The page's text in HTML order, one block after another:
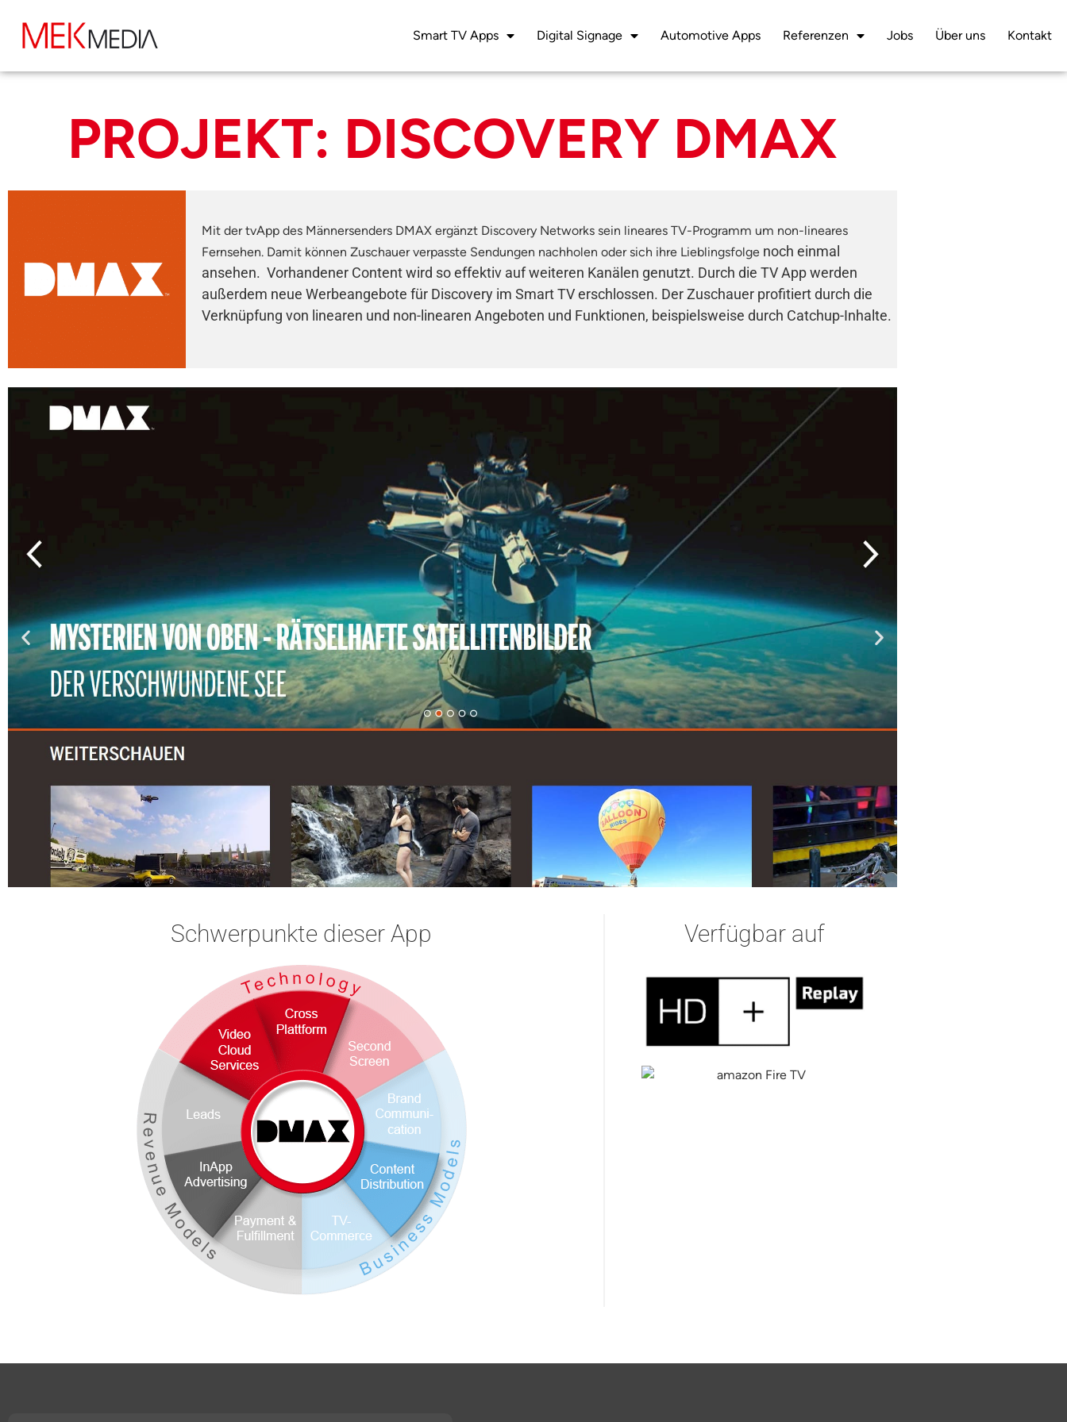
Smart TV Apps Digital Signage Automotive Apps Referenzen Jobs Über uns Kontakt
PROJEKT: DISCOVERY DMAX
Mit der tvApp des Männersenders DMAX ergänzt Discovery Networks sein lineares TV-Programm um non-lineares
Fernsehen. Damit können Zuschauer verpasste Sendungen nachholen oder sich ihre Lieblingsfolge noch einmal
ansehen. Vorhandener Content wird so effektiv auf weiteren Kanälen genutzt. Durch die TV App werden
außerdem neue Werbeangebote für Discovery im Smart TV erschlossen. Der Zuschauer profitiert durch die
Verknüpfung von linearen und non-linearen Angeboten und Funktionen, beispielsweise durch Catchup-Inhalte.
Schwerpunkte dieser App Verfügbar auf